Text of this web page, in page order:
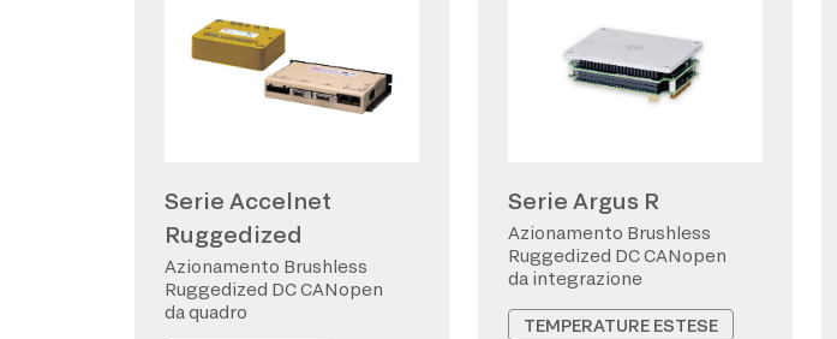
Serie Accelnet
Ruggedized
Azionamento Brushless
Ruggedized DC CANopen
da quadro
Serie Argus R
Azionamento Brushless
Ruggedized DC CANopen
da integrazione
TEMPERATURE ESTESE